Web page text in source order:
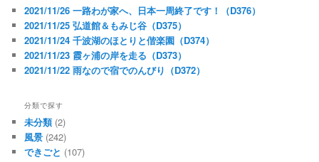
2021/11/26 一路わが家へ、日本一周終了です！（D376）
2021/11/25 弘道館＆もみじ谷（D375）
2021/11/24 千波湖のほとりと偕楽園（D374）
2021/11/23 霞ヶ浦の岸を走る（D373）
2021/11/22 雨なので宿でのんびり（D372）
分類で探す
未分類(2)
風景 (242)
できごと (107)